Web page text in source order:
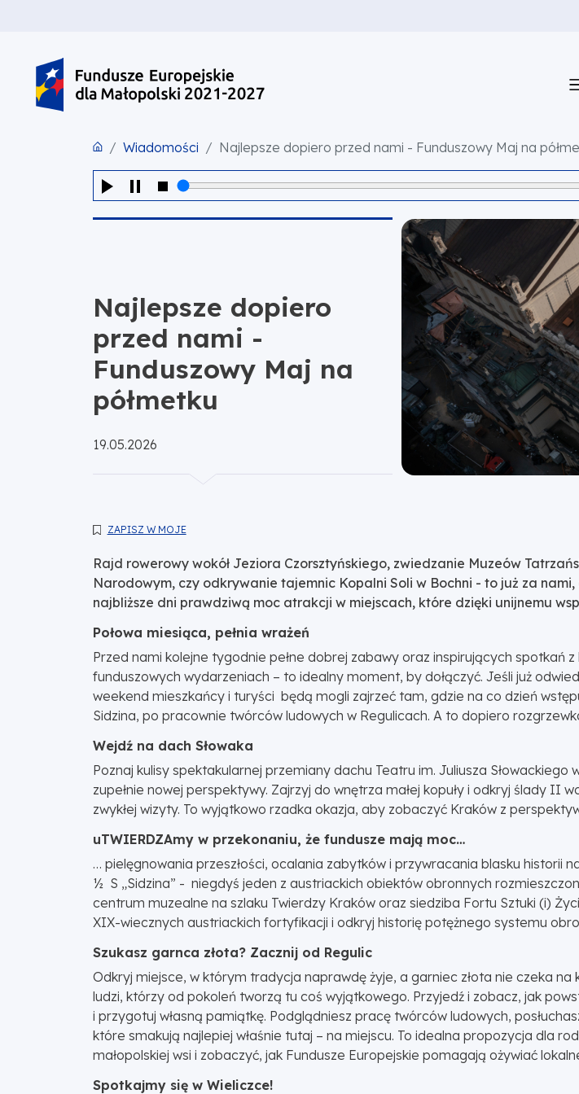
Wiadomości Najlepsze dopiero przed nami - Funduszowy Maj na
Najlepsze dopiero
przed nami -
Funduszowy Maj na
półmetku
Opublikowano:
19.05.2026
ZAPISZ W MOJE
Rajd rowerowy wokół Jeziora Czorsztyńskiego, zwiedzanie Muzeów
Narodowym, czy odkrywanie tajemnic Kopalni Soli w Bochni - to już za
najbliższe dni prawdziwą moc atrakcji w miejscach, które dzięki unijnemu
Połowa miesiąca, pełnia wrażeń
Przed nami kolejne tygodnie pełne dobrej zabawy oraz inspirujących spotkań z
funduszowych wydarzeniach – to idealny moment, by dołączyć. Jeśli już
weekend mieszkańcy i turyści będą mogli zajrzeć tam, gdzie na co dzień
Sidzina, po pracownie twórców ludowych w Regulicach. A to dopiero
Wejdź na dach Słowaka
Poznaj kulisy spektakularnej przemiany dachu Teatru im. Juliusza
zupełnie nowej perspektywy. Zajrzyj do wnętrza małej kopuły i odkryj ślady
zwykłej wizyty. To wyjątkowo rzadka okazja, aby zobaczyć Kraków z
uTWIERDZAmy w przekonaniu, że fundusze mają moc…
… pielęgnowania przeszłości, ocalania zabytków i przywracania blasku historii
½ S „Sidzina” - niegdyś jeden z austriackich obiektów obronnych
centrum muzealne na szlaku Twierdzy Kraków oraz siedziba Fortu Sztuki (i)
XIX-wiecznych austriackich fortyfikacji i odkryj historię potężnego systemu
Szukasz garnca złota? Zacznij od Regulic
Odkryj miejsce, w którym tradycja naprawdę żyje, a garniec złota nie czeka
ludzi, którzy od pokoleń tworzą tu coś wyjątkowego. Przyjedź i zobacz, jak
i przygotuj własną pamiątkę. Podglądniesz pracę twórców ludowych,
które smakują najlepiej właśnie tutaj – na miejscu. To idealna propozycja dla
małopolskiej wsi i zobaczyć, jak Fundusze Europejskie pomagają ożywiać
Spotkajmy się w Wieliczce!